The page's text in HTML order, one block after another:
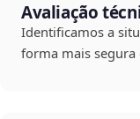
Avaliação
Identificamos a
forma mais segura